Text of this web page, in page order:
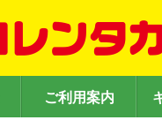
ご利用案内